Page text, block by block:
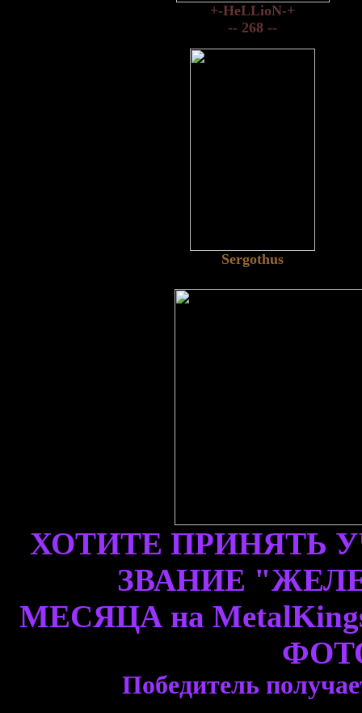
+-HeLLioN-+
-- 268 --
Sergothus
ХОТИТЕ ПРИНЯТЬ
ЗВАНИЕ
МЕСЯЦА на
Победитель